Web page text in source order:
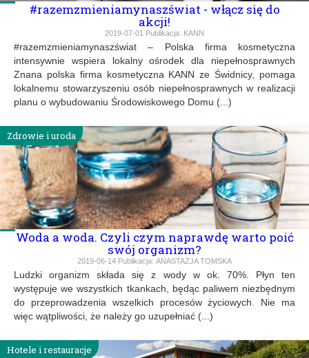
#razemzmieniamynaszświat - włącz się do
akcji!
2019-07-01 Publikacja: KANN
#razemzmieniamynaszświat – Polska firma kosmetyczna
intensywnie wspiera lokalny ośrodek dla niepełnosprawnych
Znana polska firma kosmetyczna KANN ze Świdnicy, pomaga
lokalnemu stowarzyszeniu osób niepełnosprawnych w realizacji
planu o wybudowaniu Środowiskowego Domu (...)
Zdrowie i uroda
Woda a woda. Czyli czym naprawdę warto poić
swój organizm?
2019-06-14 Publikacja: ANASTAZJA TOMSKA
Ludzki organizm składa się z wody w ok. 70%. Płyn ten
występuje we wszystkich tkankach, będąc paliwem niezbędnym
do przeprowadzenia wszelkich procesów życiowych. Nie ma
więc wątpliwości, że należy go uzupełniać (...)
Hotele i restauracje